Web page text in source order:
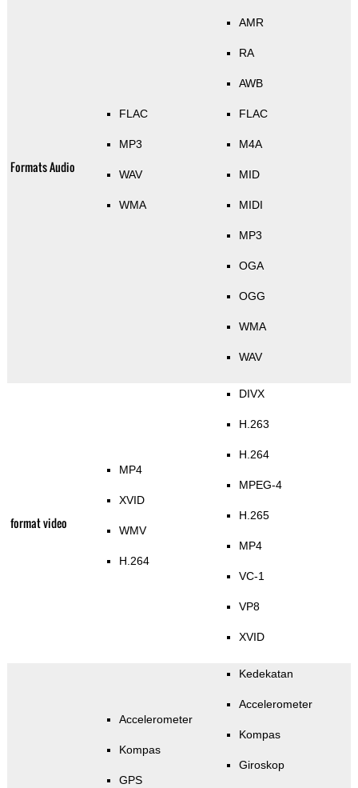
Formats Audio
FLAC
MP3
WAV
WMA
AMR
RA
AWB
FLAC
M4A
MID
MIDI
MP3
OGA
OGG
WMA
WAV
format video
MP4
XVID
WMV
H.264
DIVX
H.263
H.264
MPEG-4
H.265
MP4
VC-1
VP8
XVID
Accelerometer
Kompas
GPS
Kedekatan
Accelerometer
Kompas
Giroskop